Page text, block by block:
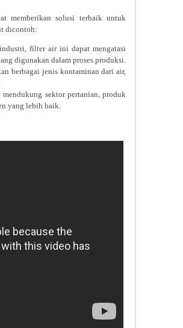
memberikan solusi terbaik untuk
dicontoh:
filter air ini dapat mengatasi
digunakan dalam proses produksi.
berbagai jenis kontaminan dari air,
sektor pertanian, produk
yang lebih baik.